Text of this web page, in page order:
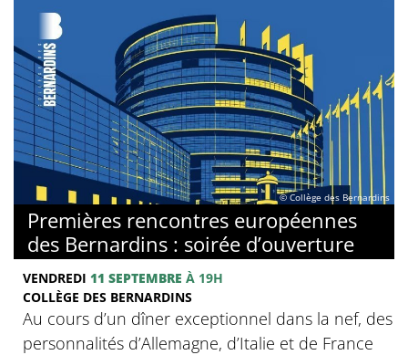
© Collège des Bernardins
Premières rencontres européennes
des Bernardins : soirée d’ouverture
VENDREDI 11 SEPTEMBRE À 19H
COLLÈGE DES BERNARDINS
Au cours d’un dîner exceptionnel dans la nef, des
personnalités d’Allemagne, d’Italie et de France